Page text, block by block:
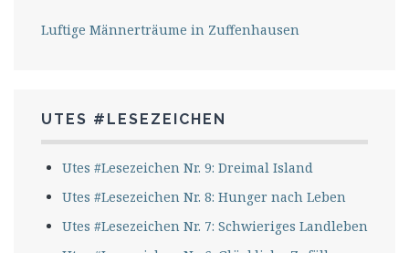
Luftige Männerträume in Zuffenhausen
UTES #LESEZEICHEN
Utes #Lesezeichen Nr. 9: Dreimal Island
Utes #Lesezeichen Nr. 8: Hunger nach Leben
Utes #Lesezeichen Nr. 7: Schwieriges Landleben